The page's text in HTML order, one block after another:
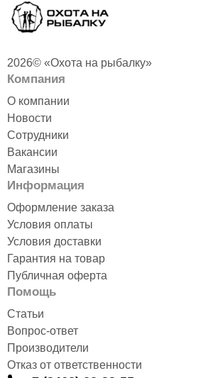
2026© «Охота на рыбалку»
Компания
О компании
Новости
Сотрудники
Вакансии
Магазины
Информация
Оформление заказа
Условия оплаты
Условия доставки
Гарантия на товар
Публичная оферта
Помощь
Статьи
Вопрос-ответ
Производители
Отказ от ответственности